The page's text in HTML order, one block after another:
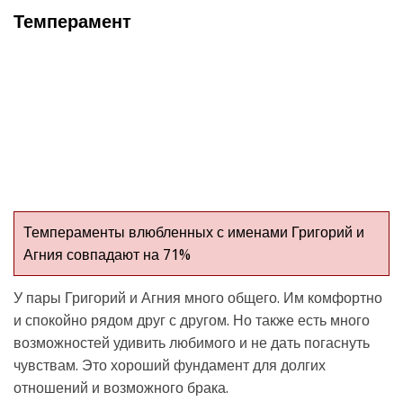
Темперамент
Темпераменты влюбленных с именами Григорий и
Агния совпадают на 71%
У пары Григорий и Агния много общего. Им комфортно
и спокойно рядом друг с другом. Но также есть много
возможностей удивить любимого и не дать погаснуть
чувствам. Это хороший фундамент для долгих
отношений и возможного брака.